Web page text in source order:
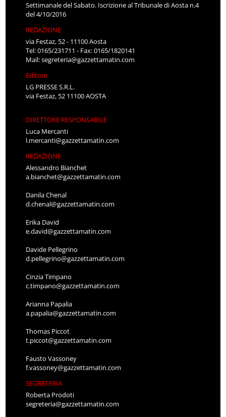
Settimanale del Sabato. Iscrizione al Tribunale di Aosta n.4
del 4/10/2016
REDAZIONE
via Festaz, 52 - 11100 Aosta
Tel: 0165/231711 - Fax: 0165/1820141
Mail:segreteria@gazzettamatin.com
Editore
LG PRESSE S.R.L.
via Festaz, 52 11100 AOSTA
DIRETTORE RESPONSABILE
Luca Mercanti
l.mercanti@gazzettamatin.com
REDAZIONE
Alessandro Bianchet
a.bianchet@gazzettamatin.com
Danila Chenal
d.chenal@gazzettamatin.com
Erika David
e.david@gazzettamatin.com
Davide Pellegrino
d.pellegrino@gazzettamatin.com
Cinzia Timpano
c.timpano@gazzettamatin.com
Arianna Papalia
a.papalia@gazzettamatin.com
Thomas Piccot
t.piccot@gazzettamatin.com
Fausto Vassoney
f.vassoney@gazzettamatin.com
SEGRETERIA
Roberta Prodoti
segreteria@gazzettamatin.com